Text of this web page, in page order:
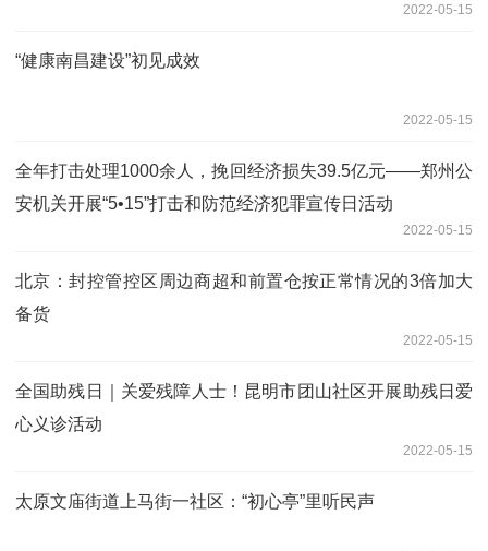
2022-05-15
“健康南昌建设”初见成效
2022-05-15
全年打击处理1000余人，挽回经济损失39.5亿元——郑州公
安机关开展“5•15”打击和防范经济犯罪宣传日活动
2022-05-15
北京：封控管控区周边商超和前置仓按正常情况的3倍加大
备货
2022-05-15
全国助残日｜关爱残障人士！昆明市团山社区开展助残日爱
心义诊活动
2022-05-15
太原文庙街道上马街一社区：“初心亭”里听民声